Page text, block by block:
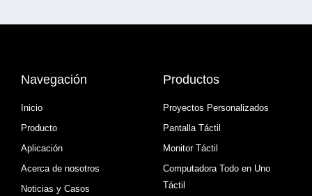
Navegación
Inicio
Producto
Aplicación
Acerca de nosotros
Noticias y Casos
Productos
Proyectos Personalizados
Pantalla Táctil
Monitor Táctil
Computadora Todo en Uno
Táctil